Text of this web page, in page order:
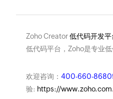
Zoho Creator低代码开发平
低代码平台，Zoho是专业低
欢迎咨询： 400-660-8680
验: https://